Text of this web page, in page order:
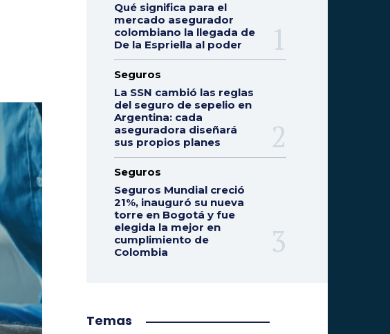
Qué significa para el
mercado asegurador
colombiano la llegada de
De la Espriella al poder
Seguros
La SSN cambió las reglas
del seguro de sepelio en
Argentina: cada
aseguradora diseñará
sus propios planes
Seguros
Seguros Mundial creció
21%, inauguró su nueva
torre en Bogotá y fue
elegida la mejor en
cumplimiento de
Colombia
Temas